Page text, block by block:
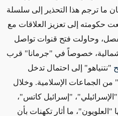
ترجم هذا التحذير إلى سلسلة
حكومته إلى تعزيز العلاقات مع
وحاولت فتح قنوات تواصل
خصوصاً في "جرمانا" قرب
"نتنياهو" إلى احتمال تدخل
من الجماعات الإسلامية. وخلال
"الإسرائيلي"، "إسرائيل كاتس"،
"العلويون"، ما أثار تكهنات بأن